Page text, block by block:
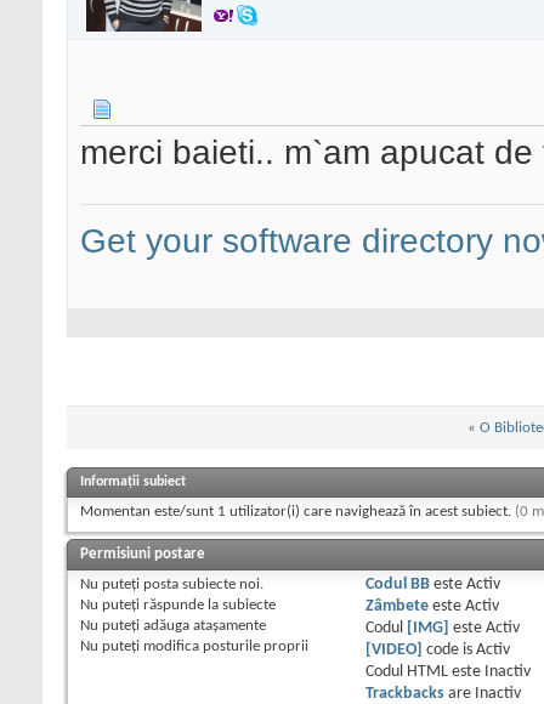
merci baieti.. m`am apucat
Get your software directory
« O
Informații subiect
Momentan este/sunt 1 utilizator(i) care navighează în acest subiect. (0
Permisiuni postare
Nu puteţi posta subiecte noi.
Nu puteţi răspunde la subiecte
Nu puteţi adăuga ataşamente
Nu puteţi modifica posturile proprii
Codul BBeste Activ
Zâmbeteeste Activ
Codul
[IMG] este Activ
[VIDEO]
code is Activ
Codul HTML este
Inactiv
Trackbacksare
Inactiv